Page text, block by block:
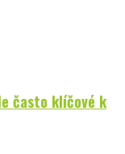
často klíčové k